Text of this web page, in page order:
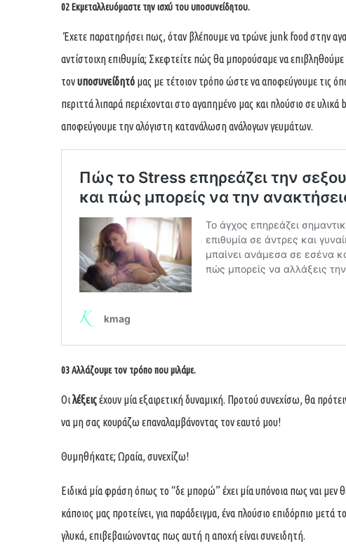
02 Εκμεταλλευόμαστε την ισχύ του υποσυνείδητου.
Έχετε παρατηρήσει πως, όταν βλέπουμε να τρώνε junk food στην
αντίστοιχη επιθυμία; Σκεφτείτε πώς θα μπορούσαμε να
τονυποσυνείδητό μας με τέτοιον τρόπο ώστε να αποφεύγουμε τις
περιττά λιπαρά περιέχονται στο αγαπημένο μας και πλούσιο σε
αποφεύγουμε την αλόγιστη κατανάλωση ανάλογων γευμάτων.
03 Αλλάζουμε τον τρόπο που μιλάμε.
Οιλέξειςέχουν μία εξαιρετική δυναμική. Προτού συνεχίσω, θα
να μη σας κουράζω επαναλαμβάνοντας τον εαυτό μου!
Θυμηθήκατε; Ωραία, συνεχίζω!
Ειδικά μία φράση όπως το “δε μπορώ” έχει μία υπόνοια πως ναι μεν
κάποιος μας προτείνει, για παράδειγμα, ένα πλούσιο επιδόρπιο
γλυκά, επιβεβαιώνοντας πως αυτή η αποχή είναι συνειδητή.